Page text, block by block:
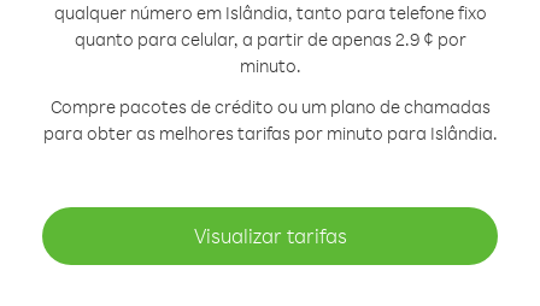
qualquer número em Islândia, tanto para telefone fixo
quanto para celular, a partir de apenas 2.9 ¢ por
minuto.
Compre pacotes de crédito ou um plano de chamadas
para obter as melhores tarifas por minuto para Islândia.
Visualizar tarifas